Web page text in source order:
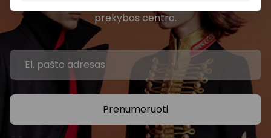
prekybos centro.
Prenumeruoti